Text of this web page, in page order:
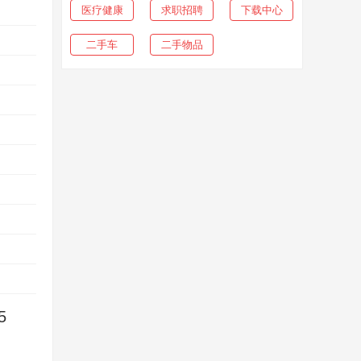
医疗健康 求职招聘 下载中心
二手车 二手物品